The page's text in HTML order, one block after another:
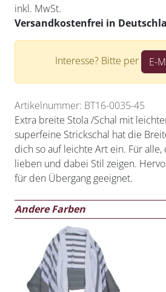
inkl. MwSt.
Versandkostenfrei in
Interesse? Bitte per E-
Artikelnummer: BT16-0035-45
Extra breite Stola /Schal mit
superfeine Strickschal hat die
dich so auf leichte Art ein. Für
lieben und dabei Stil zeigen.
für den Übergang geeignet.
Andere Farben